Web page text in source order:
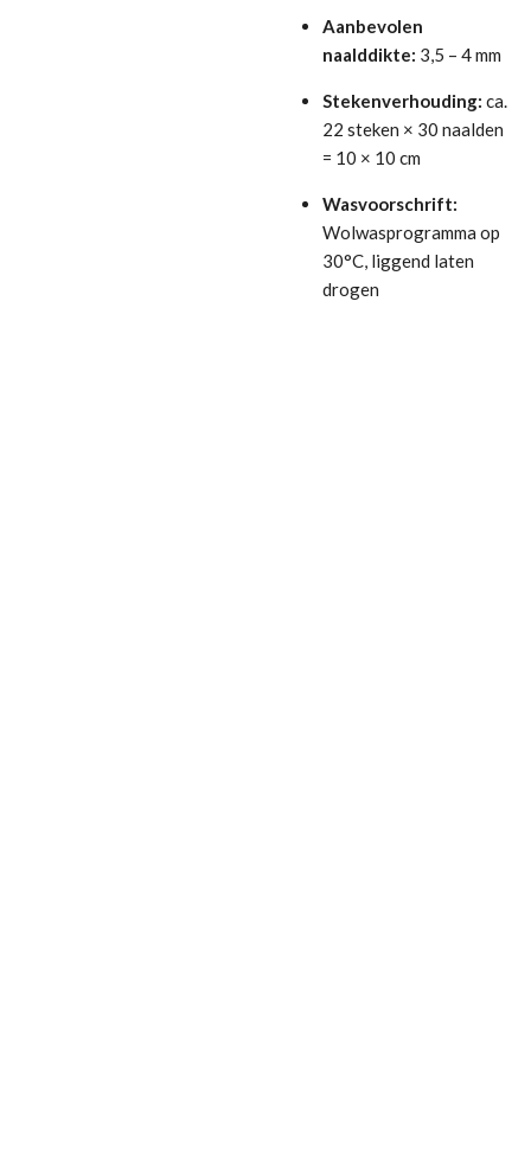
Aanbevolen
naalddikte: 3,5 – 4 mm
Stekenverhouding: ca.
22 steken × 30 naalden
= 10 × 10 cm
Wasvoorschrift:
Wolwasprogramma op
30°C, liggend laten
drogen